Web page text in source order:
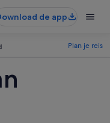
de app
Plan je reis